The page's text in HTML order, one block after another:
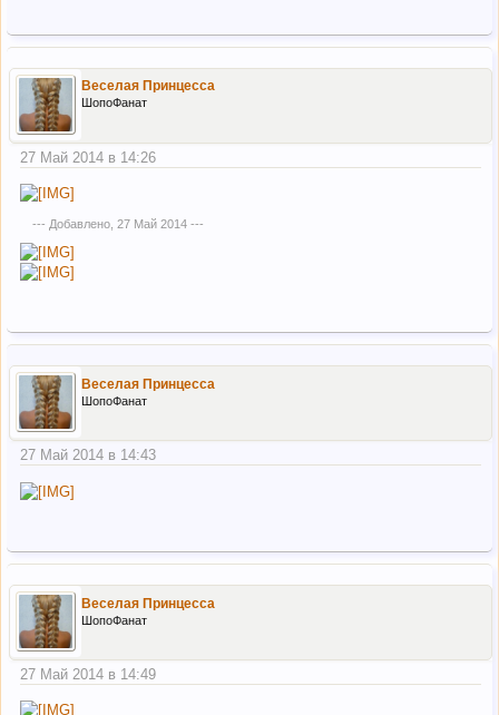
Веселая Принцесса
ШопоФанат
27 Май 2014 в 14:26
--- Добавлено, 27 Май 2014---
Веселая Принцесса
ШопоФанат
27 Май 2014 в 14:43
Веселая Принцесса
ШопоФанат
27 Май 2014 в 14:49